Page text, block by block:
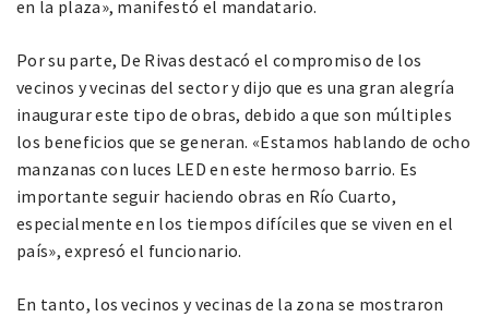
en la plaza», manifestó el mandatario.
Por su parte, De Rivas destacó el compromiso de los
vecinos y vecinas del sector y dijo que es una gran alegría
inaugurar este tipo de obras, debido a que son múltiples
los beneficios que se generan. «Estamos hablando de ocho
manzanas con luces LED en este hermoso barrio. Es
importante seguir haciendo obras en Río Cuarto,
especialmente en los tiempos difíciles que se viven en el
país», expresó el funcionario.
En tanto, los vecinos y vecinas de la zona se mostraron